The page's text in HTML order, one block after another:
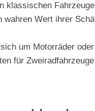
klassischen
wahren Wert ihrer
um Motorräder
für